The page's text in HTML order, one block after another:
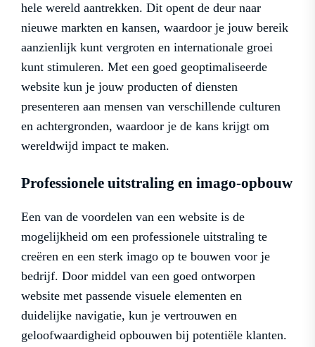
hele wereld aantrekken. Dit opent de deur naar
nieuwe markten en kansen, waardoor je jouw bereik
aanzienlijk kunt vergroten en internationale groei
kunt stimuleren. Met een goed geoptimaliseerde
website kun je jouw producten of diensten
presenteren aan mensen van verschillende culturen
en achtergronden, waardoor je de kans krijgt om
wereldwijd impact te maken.
Professionele uitstraling en imago-opbouw
Een van de voordelen van een website is de
mogelijkheid om een professionele uitstraling te
creëren en een sterk imago op te bouwen voor je
bedrijf. Door middel van een goed ontworpen
website met passende visuele elementen en
duidelijke navigatie, kun je vertrouwen en
geloofwaardigheid opbouwen bij potentiële klanten.